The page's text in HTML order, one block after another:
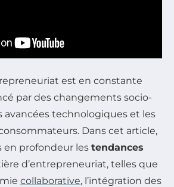
est en constante
par des changements socio-
avancées technologiques et les
Dans cet article,
en profondeur les tendances
d’entrepreneuriat, telles que
collaborative, l’intégration des